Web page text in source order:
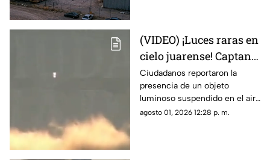
(VIDEO) ¡Luces raras en
cielo juarense! Captan
luz de extraña forma
que asemeja un OVNI
Ciudadanos reportaron la
presencia de un objeto
luminoso suspendido en el aire
que no coincidía con drones ni
agosto 01, 2026 12:28 p. m.